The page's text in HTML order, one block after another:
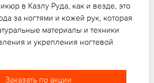
в Казлу Руда, как и везде, это
за ногтями и кожей рук, которая
материалы и техники
и укрепления ногтевой
Заказать по акции